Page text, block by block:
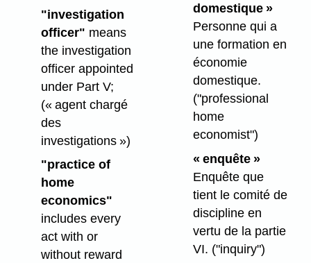
"investigation
officer" means
the investigation
officer appointed
under Part V;
(« agent chargé
des
investigations »)
"practice of
home
economics"
includes every
act with or
without reward
domestique »
Personne qui a
une formation en
économie
domestique.
("professional
home
economist")
« enquête »
Enquête que
tient le comité de
discipline en
vertu de la partie
VI. ("inquiry")